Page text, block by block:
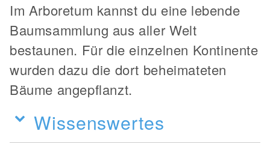
Im Arboretum kannst du eine lebende
Baumsammlung aus aller Welt
bestaunen. Für die einzelnen Kontinente
wurden dazu die dort beheimateten
Bäume angepflanzt.
Wissenswertes